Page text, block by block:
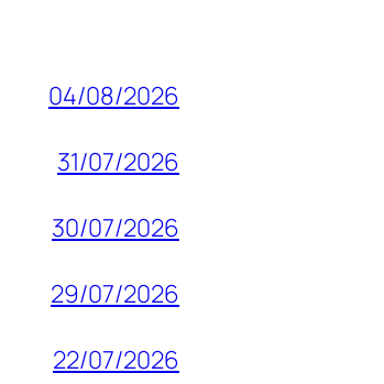
04/08/2026
31/07/2026
30/07/2026
29/07/2026
22/07/2026